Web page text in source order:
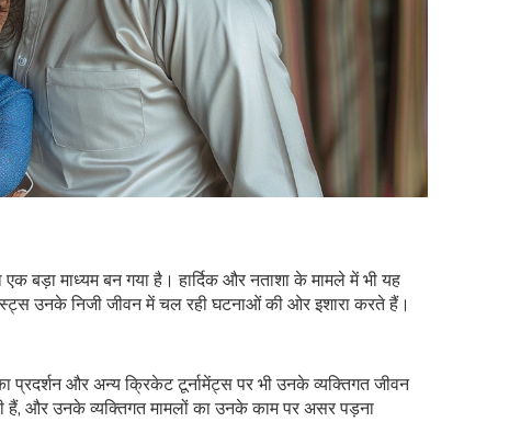
बड़ा माध्यम बन गया है। हार्दिक और नताशा के मामले में भी यह
उनके निजी जीवन में चल रही घटनाओं की ओर इशारा करते हैं।
प्रदर्शन और अन्य क्रिकेट टूर्नामेंट्स पर भी उनके व्यक्तिगत जीवन
और उनके व्यक्तिगत मामलों का उनके काम पर असर पड़ना